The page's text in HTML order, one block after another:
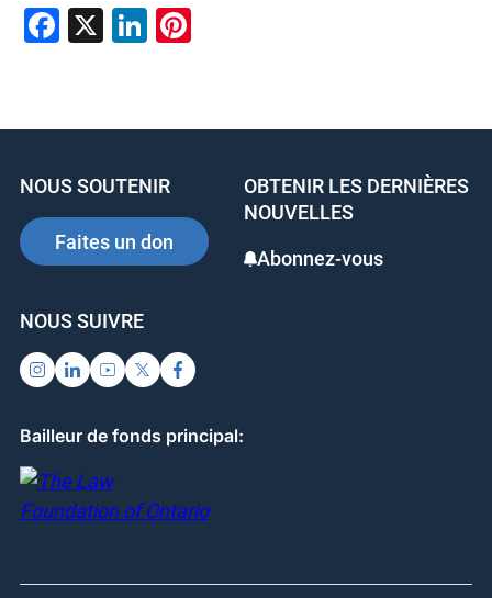
F
e
o
o
k
X
Li
e
n
e
NOUS SOUTENIR
Faites un don
OBTENIR LES DERNIÈRES
NOUVELLES
Abonnez-vous
NOUS SUIVRE
Bailleur de fonds principal: